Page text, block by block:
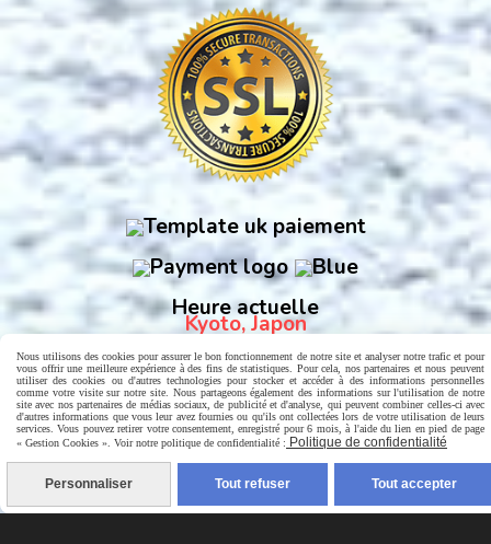
Heure actuelle
Kyoto, Japon
Nous utilisons des cookies pour assurer le bon fonctionnement de notre site et analyser notre trafic et pour
vous offrir une meilleure expérience à des fins de statistiques. Pour cela, nos partenaires et nous peuvent
utiliser des cookies ou d'autres technologies pour stocker et accéder à des informations personnelles
comme votre visite sur notre site. Nous partageons également des informations sur l'utilisation de notre
site avec nos partenaires de médias sociaux, de publicité et d'analyse, qui peuvent combiner celles-ci avec
d'autres informations que vous leur avez fournies ou qu'ils ont collectées lors de votre utilisation de leurs
services. Vous pouvez retirer votre consentement, enregistré pour 6 mois, à l'aide du lien en pied de page
« Gestion Cookies ». Voir notre politique de confidentialité : Politique de confidentialité
Personnaliser Tout refuser Tout accepter